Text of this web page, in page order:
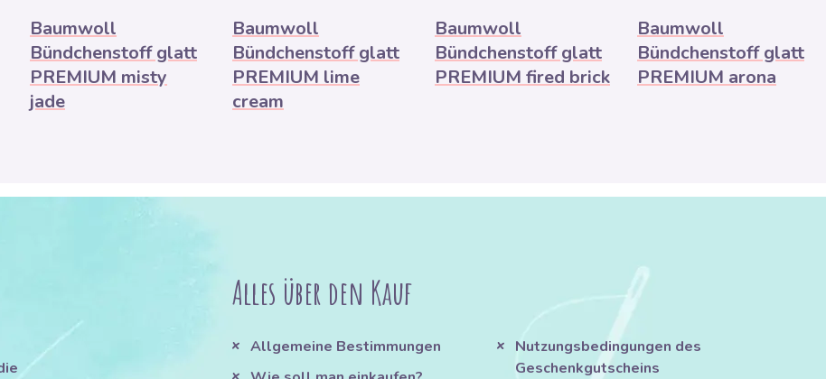
Baumwoll
Bündchenstoff glatt
PREMIUM misty
jade
Baumwoll
Bündchenstoff glatt
PREMIUM lime
cream
Baumwoll
Bündchenstoff glatt
PREMIUM fired brick
Baumwoll
Bündchenstoff glatt
PREMIUM arona
Alles über den Kauf
Allgemeine Bestimmungen
Nutzungsbedingungen des
Geschenkgutscheins